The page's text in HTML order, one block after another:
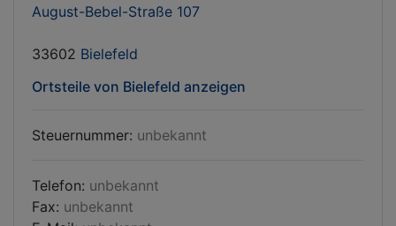
August-Bebel-Straße 107
33602 Bielefeld
Ortsteile von Bielefeld anzeigen
Steuernummer: unbekannt
Telefon: unbekannt
Fax: unbekannt